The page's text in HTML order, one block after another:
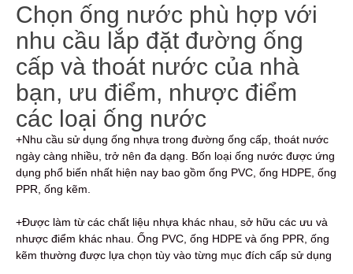
Chọn ống nước phù hợp với
nhu cầu lắp đặt đường ống
cấp và thoát nước của nhà
bạn, ưu điểm, nhược điểm
các loại ống nước
+Nhu cầu sử dụng ống nhựa trong đường ống cấp, thoát nước
ngày càng nhiều, trở nên đa dạng. Bốn loại ống nước được ứng
dụng phổ biến nhất hiện nay bao gồm ống PVC, ống HDPE, ống
PPR, ống kẽm.
+Được làm từ các chất liệu nhựa khác nhau, sở hữu các ưu và
nhược điểm khác nhau. Ống PVC, ống HDPE và ống PPR, ống
kẽm thường được lựa chọn tùy vào từng mục đích cấp sử dụng